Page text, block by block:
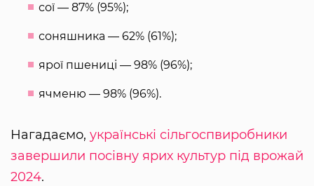
сої — 87% (95%);
соняшника — 62% (61%);
ярої пшениці — 98% (96%);
ячменю — 98% (96%).
Нагадаємо, українські сільгоспвиробники
завершили посівну ярих культур під врожай
2024.